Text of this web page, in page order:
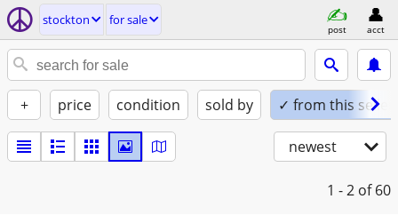
stockton for sale
post acct
+ price condition sold by ✓ from this seller
newest
1 - 2 of 60